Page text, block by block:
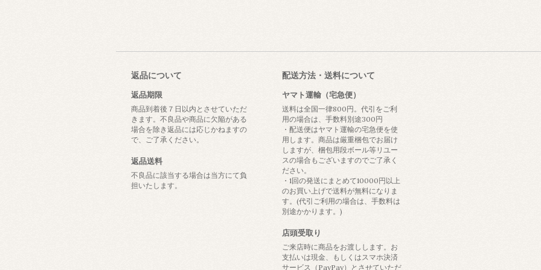
返品について
返品期限
商品到着後７日以内とさせていただ
きます。不良品や商品に欠陥がある
場合を除き返品には応じかねますの
で、ご了承ください。
返品送料
不良品に該当する場合は当方にて負
担いたします。
配送方法・送料について
ヤマト運輸（宅急便）
送料は全国一律800円。代引をご利
用の場合は、手数料別途300円
・配送便はヤマト運輸の宅急便を使
用します。商品は厳重梱包でお届け
しますが、梱包用段ボール等リユー
スの場合もございますのでご了承く
ださい。
・1回の発送にまとめて10000円以上
のお買い上げで送料が無料になりま
す。(代引ご利用の場合は、手数料は
別途かかります。)
店頭受取り
ご来店時に商品をお渡しします。お
支払いは現金、もしくはスマホ決済
サービス（PayPay）とさせていただ